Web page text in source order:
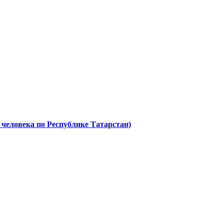
и пищевых продуктов животного и растительного
по Республике Татарстан)